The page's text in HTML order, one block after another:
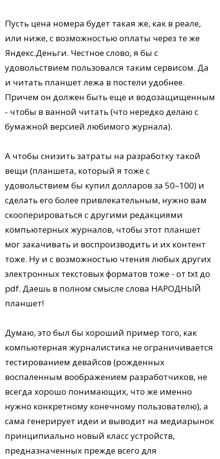
Пусть цена номера будет такая же, как в реале,
или ниже, с возможностью оплаты через те же
Яндекс.Деньги. Честное слово, я бы с
удовольствием пользовался таким сервисом. Да
и читать планшет лежа в постели удобнее.
Причем он должен быть еще и водозащищенным
- чтобы в ванной читать (что нередко делаю с
бумажной версией любимого журнала).
А чтобы снизить затраты на разработку такой
вещи (планшета, который я тоже с
удовольствием бы купил долларов за 50–100) и
сделать его более привлекательным, нужно вам
скооперироваться с другими редакциями
компьютерных журналов, чтобы этот планшет
мог закачивать и воспроизводить и их контент
тоже. Ну и с возможностью чтения любых других
электронных текстовых форматов тоже - от txt до
pdf. Даешь в полном смысле слова НАРОДНЫЙ
планшет!
Думаю, это был бы хороший пример того, как
компьютерная журналистика не ограничивается
тестированием девайсов (рожденных
воспаленным воображением разработчиков, не
всегда хорошо понимающих, что же именно
нужно конкретному конечному пользователю), а
сама генерирует идеи и выводит на медиарынок
принципиально новый класс устройств,
предназначенных прежде всего для